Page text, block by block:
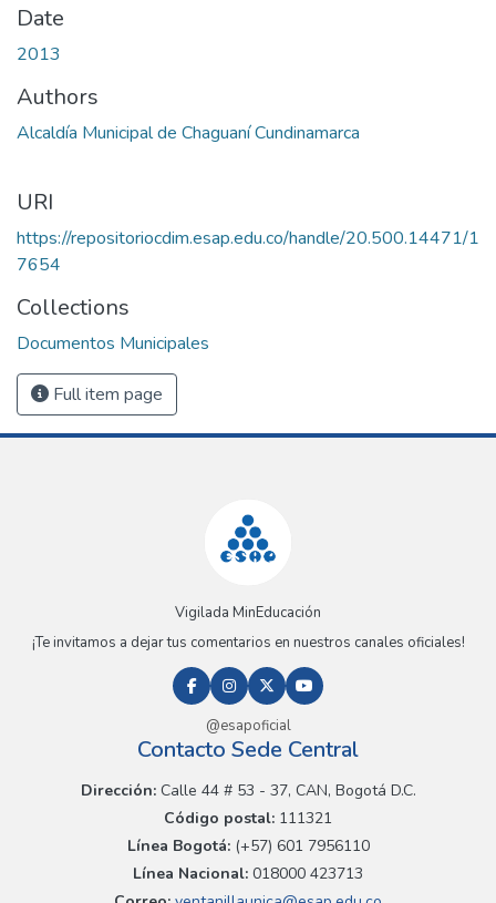
Date
2013
Authors
Alcaldía Municipal de Chaguaní Cundinamarca
URI
https://repositoriocdim.esap.edu.co/handle/20.500.14471/1
7654
Collections
Documentos Municipales
Full item page
Vigilada MinEducación
¡Te invitamos a dejar tus comentarios en nuestros canales oficiales!
@esapoficial
Contacto Sede Central
Dirección:Calle 44 # 53 - 37, CAN, Bogotá D.C.
Código postal: 111321
Línea Bogotá:(+57) 601 7956110
Línea Nacional: 018000 423713